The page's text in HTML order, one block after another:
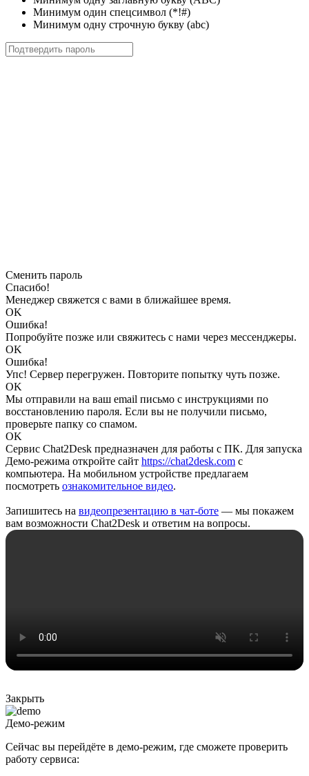
Минимум один спецсимвол (*!#)
Минимум одну строчную букву (abc)
Сменить пароль
Спасибо!
Менеджер свяжется с вами в ближайшее время.
OK
Ошибка!
Попробуйте позже или свяжитесь с нами через мессенджеры.
OK
Ошибка!
Упс! Сервер перегружен. Повторите попытку чуть позже.
OK
Мы отправили на ваш email письмо с инструкциями по
восстановлению пароля. Если вы не получили письмо,
проверьте папку со спамом.
OK
Сервис Chat2Desk предназначен для работы с ПК. Для запуска
Демо-режима откройте сайт https://chat2desk.com с
компьютера. На мобильном устройстве предлагаем
посмотреть ознакомительное видео.
Запишитесь на видеопрезентацию в чат-боте — мы покажем
вам возможности Chat2Desk и ответим на вопросы.
Закрыть
Демо-режим
Сейчас вы перейдёте в демо-режим, где сможете проверить
работу сервиса: